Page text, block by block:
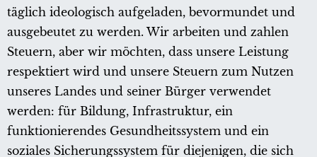
täglich ideologisch aufgeladen, bevormundet und
ausgebeutet zu werden. Wir arbeiten und zahlen
Steuern, aber wir möchten, dass unsere Leistung
respektiert wird und unsere Steuern zum Nutzen
unseres Landes und seiner Bürger verwendet
werden: für Bildung, Infrastruktur, ein
funktionierendes Gesundheitssystem und ein
soziales Sicherungssystem für diejenigen, die sich